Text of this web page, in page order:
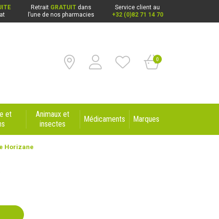
Retrait GRATUIT dans
l’une de nos pharmacies
Service client au
+32 (0)82 71 14 70
0
et
Animaux et
insectes
Médicaments Marques
Horizane